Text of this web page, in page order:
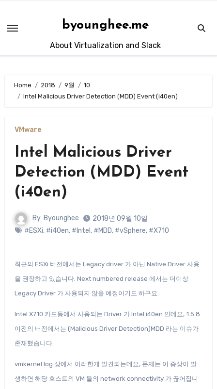
content
byounghee.me
About Virtualization and Slack
Home 2018 9월
10
Intel Malicious Driver Detection (MDD) Event (i40en)
VMware
Intel Malicious Driver
Detection (MDD) Event
(i40en)
By Byounghee
2018년 09월 10일
#ESXi, #i40en, #Intel , #MDD, #vSphere, #X710
최근의 ESXi 버전에서는 Legacy driver 가 아닌 Native Driver 사용
을 권장하고 있습니다. Next numbered release 에서는 더이상
Legacy Driver 가 사용되지 않을 예정이기도 하구요.
Intel X710 카드등에서 사용되는 Driver 가 Intel i40en 인데요, 1.5.8
이전의 버전에서는 (Malicious Driver Detection)MDD 라는 이슈가
존재했습니다.
vmkernel log 상에서 이러한게 발견되는데요, 문제는 이 증상이 발
생하면 해당 호스트의 VM 들의 network connectivity 가 끊어집니